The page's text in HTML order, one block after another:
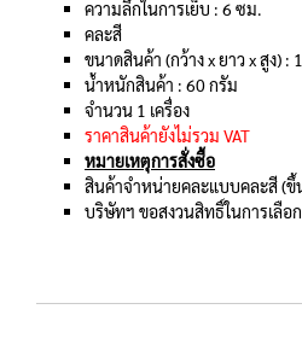
ความลึกในการเย็บ : 6 ซม.
คละสี
ขนาดสินค้า (กว้าง x ยาว x สูง) :
น้ำหนักสินค้า : 60 กรัม
จำนวน 1 เครื่อง
ราคาสินค้ายังไม่รวม VAT
หมายเหตุการสั่งซื้อ
สินค้าจำหน่ายคละแบบคละสี (
บริษัทฯ ขอสงวนสิทธิ์ในการเลือ